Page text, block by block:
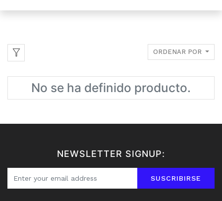
ORDENAR POR
No se ha definido producto.
NEWSLETTER SIGNUP:
SUSCRIBIRSE